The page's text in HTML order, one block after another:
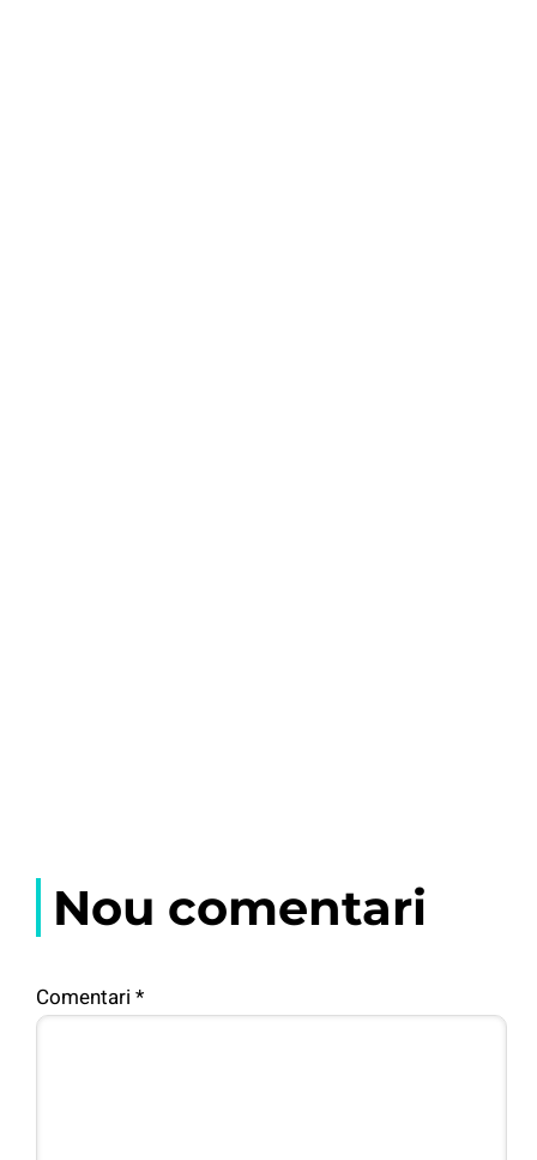
Nou comentari
Comentari *